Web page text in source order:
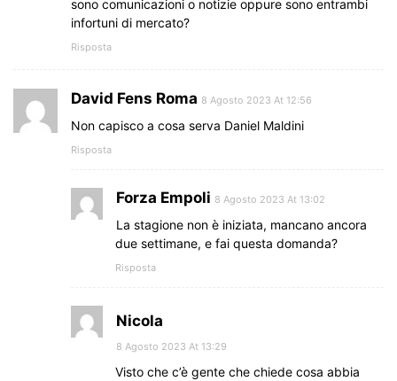
sono comunicazioni o notizie oppure sono entrambi
infortuni di mercato?
Risposta
David Fens Roma 8 Agosto 2023 At 12:56
Non capisco a cosa serva Daniel Maldini
Risposta
Forza Empoli 8 Agosto 2023 At 13:02
La stagione non è iniziata, mancano ancora
due settimane, e fai questa domanda?
Risposta
Nicola
8 Agosto 2023 At 13:29
Visto che c’è gente che chiede cosa abbia